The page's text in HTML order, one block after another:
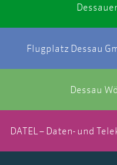
Flugplatz Dessau
Dessau
DATEL – Daten- und